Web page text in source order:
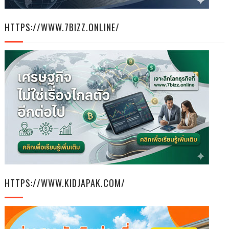
HTTPS://WWW.7BIZZ.ONLINE/
HTTPS://WWW.KIDJAPAK.COM/